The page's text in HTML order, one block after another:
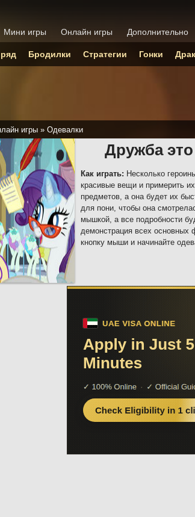
игры » Одевалки
Дружба
Как играть: Несколько
красивые вещи и примерить
предметов, а она будет их
для пони, чтобы она
мышкой, а все подробности
демонстрация всех основных
кнопку мыши и начинайте
Мини игры Онлайн игры Дополнительно
Бродилки Стратегии Гонки